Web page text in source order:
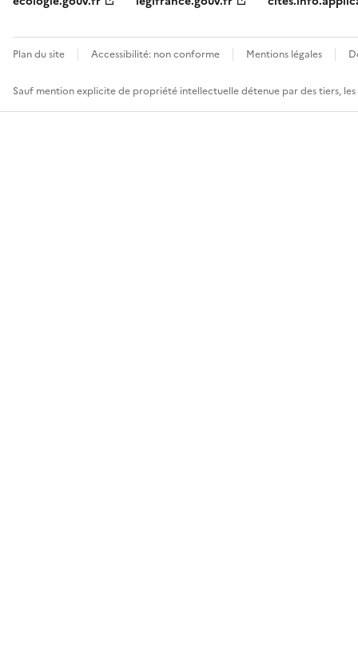
Plan du site Accessibilité: non conforme Mentions légales
Sauf mention explicite de propriété intellectuelle détenue par des tiers,